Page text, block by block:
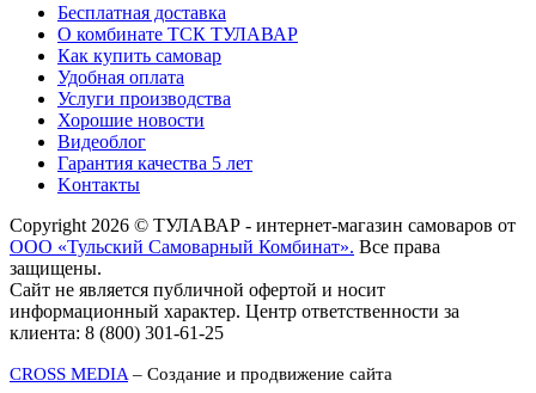
Бесплатная доставка
О комбинате ТСК ТУЛАВАР
Как купить самовар
Удобная оплата
Услуги производства
Хорошие новости
Видеоблог
Гарантия качества 5 лет
Kонтакты
Copyright 2026 © ТУЛАВАР - интернет-магазин самоваров от
ООО «Тульский Самоварный Комбинат». Все права
защищены.
Сайт не является публичной офертой и носит
информационный характер. Центр ответственности за
клиента: 8 (800) 301-61-25
CROSS MEDIA – Создание и продвижение сайта